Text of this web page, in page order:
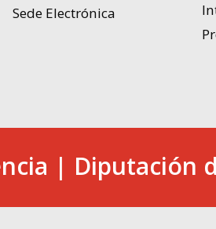
Sede Electrónica
| Diputación